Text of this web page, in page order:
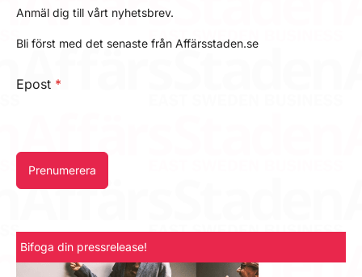
Anmäl dig till vårt nyhetsbrev.
Bli först med det senaste från Affärsstaden.se
Epost *
Prenumerera
Bifoga din pressrelease!